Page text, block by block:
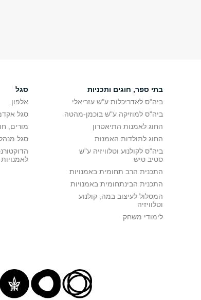
בתי ספר, חוגים ותכניות
ביה"ס לאדריכלות ע"ש עזריאלי
ביה"ס למוזיקה ע"ש בוכמן-מהטה
החוג לאמנות התיאטרון
החוג לתולדות האמנות
ביה"ס לקולנוע וטלוויזיה ע"ש
סטיב טיש
התכנית הרב תחומית באמנויות
התכנית הבינתחומית באמנויות
המסלול לעיצוב במה, קולנוע
וטלוויזיה
לימודי משחק
סגל
אלפון
סגל
מורים,
סגל
לאמנויות